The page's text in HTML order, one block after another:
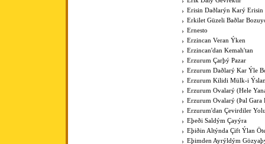
Erisin Daðlarýn Karý Erisin
Erkilet Güzeli Baðlar
Ernesto
Erzincan Veran Ýken
Erzincan'dan Kemah'tan
Erzurum Çarþý Pazar
Erzurum Daðlarý Kar Ýle
Erzurum Kilidi Mülk-i
Erzurum Ovalarý (Hele
Erzurum Ovalarý (Þal Gara
Erzurum'dan Çevirdiler
Eþeði Saldým Çayýra
Eþiðin Altýnda Çift Ýlan
Eþimden Ayrýldým